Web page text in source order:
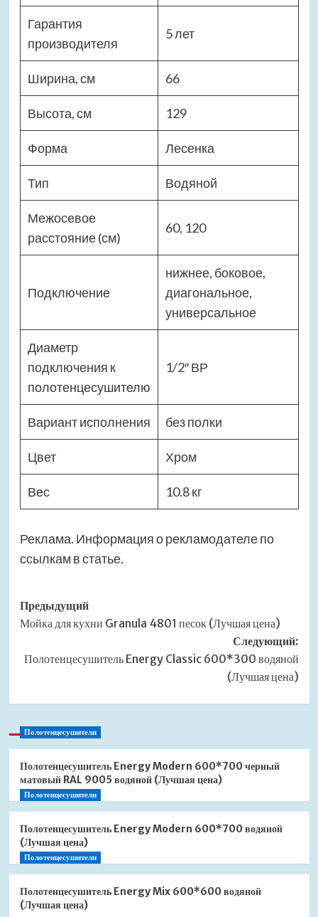
Гарантия
производителя
5 лет
Ширина, см 66
Высота, см 129
Форма Лесенка
Тип Водяной
Межосевое
расстояние (см)
60, 120
Подключение
нижнее, боковое,
диагональное,
универсальное
Диаметр
подключения к
полотенцесушителю
1/2″ ВР
Вариант исполнения без полки
Цвет Хром
Вес 10.8 кг
Реклама. Информация о рекламодателе по
ссылкам в статье.
Навигация
записи
Предыдущий
Мойка для кухни Granula 4801 песок (Лучшая цена)
Следующий:
Полотенцесушитель Energy Classic 600*300 водяной
(Лучшая цена)
Полотенцесушители
Полотенцесушитель Energy Modern 600*700 черный
матовый RAL 9005 водяной (Лучшая цена)
Полотенцесушители
Полотенцесушитель Energy Modern 600*700 водяной
(Лучшая цена)
Полотенцесушители
Полотенцесушитель Energy Mix 600*600 водяной
(Лучшая цена)